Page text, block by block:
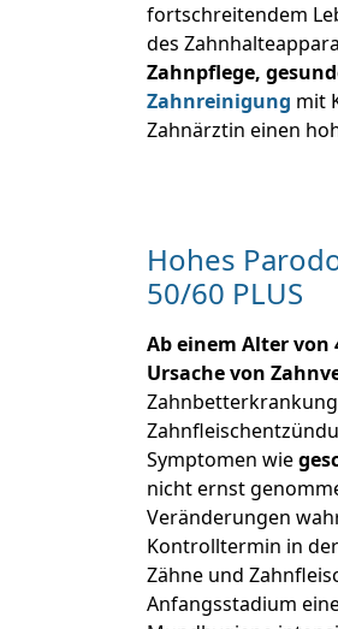
fortschreitendem
des
Zahnpflege,
Zahnreinigung mit
Zahnärztin einen
Hohes
50/60 PLUS
Ab einem Alter von
Ursache von
Symptomen wie
nicht ernst
Veränderungen
Kontrolltermin in der
Zähne und
Anfangsstadium